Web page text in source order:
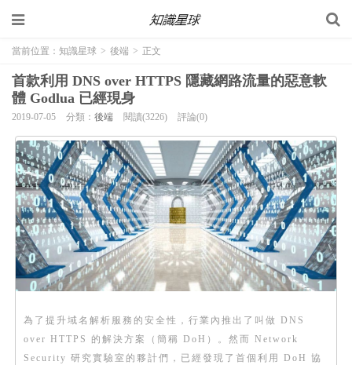
當前位置： 知識星球 > 後端 > 正文
首款利用 DNS over HTTPS 隱藏網路流量的惡意軟
體 Godlua 已經現身
2019-07-05 分類： 後端 閱讀(3226) 評論(0)
為了提升域名解析服務的安全性，行業內推出了叫做 DNS
over HTTPS 的解決方案（簡稱 DoH）。然而 Network
Security 研究實驗室的夥計們，已經發現了首個利用 DoH 協